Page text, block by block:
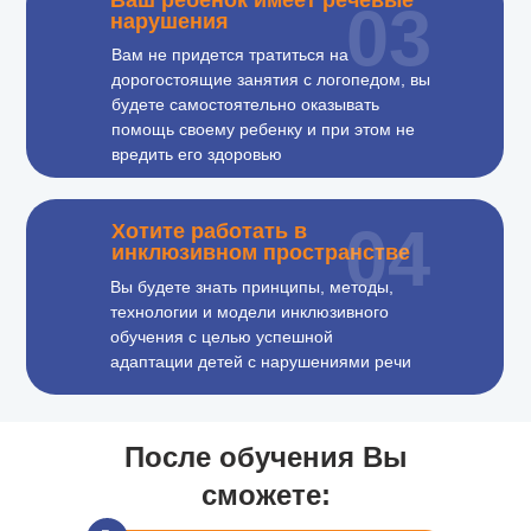
Хотите работать в
инклюзивном пространстве
Вы будете знать принципы, методы,
технологии и модели инклюзивного
обучения с целью успешной
адаптации детей с нарушениями речи
03
04
нарушения
Вам не придется тратиться на
дорогостоящие занятия с логопедом, вы
будете самостоятельно оказывать
помощь своему ребенку и при этом не
вредить его здоровью
После обучения Вы
сможете: